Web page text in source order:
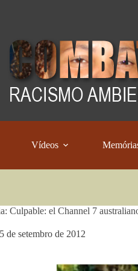
Vídeos
Culpable: el Channel 7
de setembro de 2012